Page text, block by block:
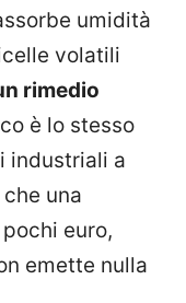
umidità
volatili
rimedio
è lo stesso
industriali a
una
euro,
emette nulla